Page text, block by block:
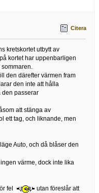
Citera
kretskortet utbytt av
kortet har uppenbarligen
den därefter värmen fram
den inte att hålla
den passerar
att stänga av
ett tag, och liknande, men
Auto, och då blåser den
värme, dock inte lika
fel
utan föreslår att